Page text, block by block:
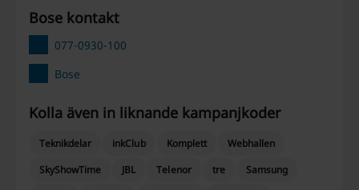
Bose kontakt
077-0930-100
Bose
Kolla även in liknande kampanjkoder
Teknikdelar inkClub Komplett
Webhallen
SkyShowTime
JBL Telenor tre
Samsung